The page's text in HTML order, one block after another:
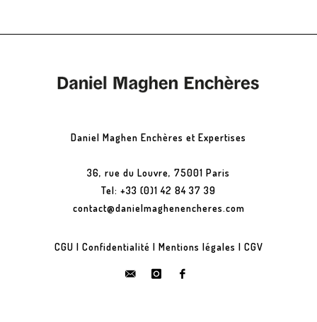
Daniel Maghen Enchères et Expertises
36, rue du Louvre, 75001 Paris
Tel: +33 (0)1 42 84 37 39
contact@danielmaghenencheres.com
CGU | Confidentialité | Mentions légales | CGV